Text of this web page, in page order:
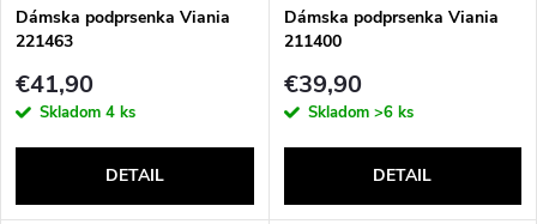
Dámska podprsenka Viania
221463
€41,90
Skladom 4 ks
DETAIL
Dámska podprsenka Viania
211400
€39,90
Skladom >6 ks
DETAIL